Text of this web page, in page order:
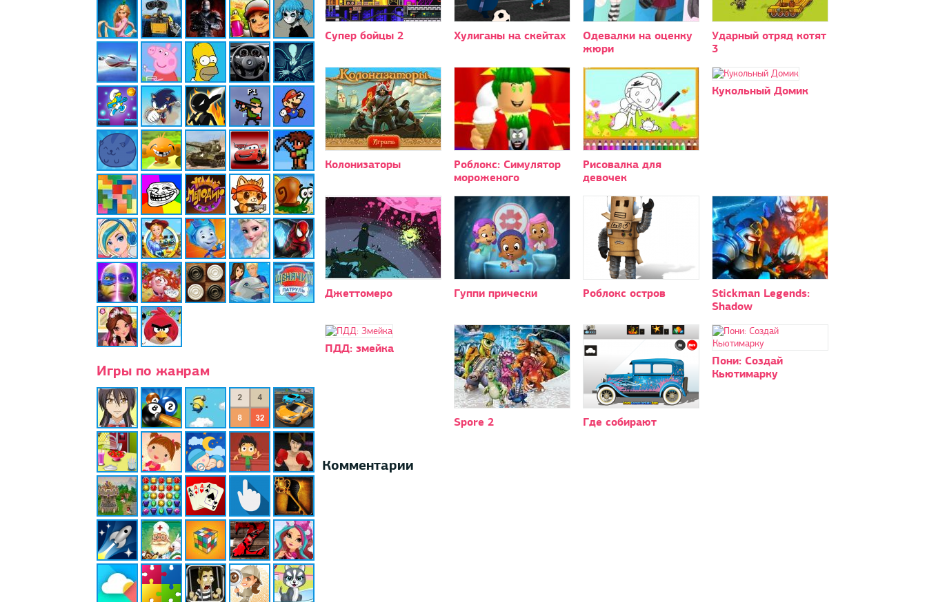
Игры по жанрам
Супер бойцы 2 Хулиганы на скейтах
Одевалки на оценку
жюри
Ударный отряд котят
3
Колонизаторы
Роблокс: Симулятор
мороженого
Рисовалка для
девочек
Кукольный Домик
Джеттомеро Гуппи прически Роблокс остров
Stickman Legends:
Shadow
ПДД: змейка
Spore 2 Где собирают
Пони: Создай
Кьютимарку
Комментарии